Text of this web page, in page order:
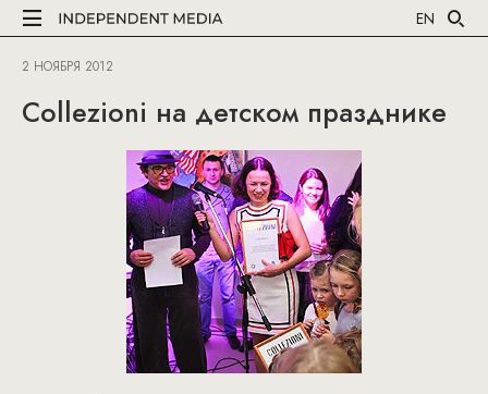
EN
2 НОЯБРЯ 2012
Collezioni на детском празднике